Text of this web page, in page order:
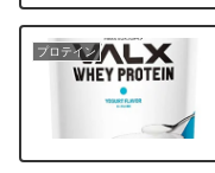
プロテイン